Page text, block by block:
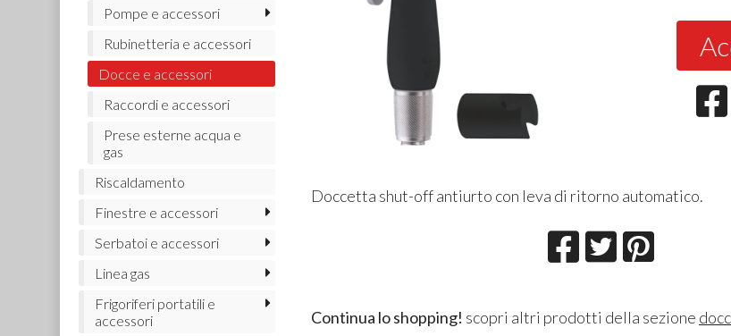
Doccetta shut-off antiurto con leva di ritorno automatico.
Continua lo shopping! scopri altri prodotti della sezione
Pompe e accessori
Rubinetteria e accessori
Docce e accessori
Raccordi e accessori
Prese esterne acqua e
gas
Riscaldamento
Finestre e accessori
Serbatoi e accessori
Linea gas
Frigoriferi portatili e
accessori